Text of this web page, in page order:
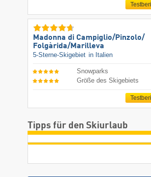
Madonna di Campiglio/​Pinzolo/​
Folgàrida/​Marilleva
5-Sterne-Skigebiet in Italien
Snowparks
Größe des Skigebiets
Tipps für den Skiurlaub